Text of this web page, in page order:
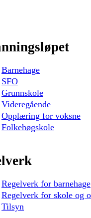
Barnehage
SFO
Grunnskole
Videregående
Opplæring for voksne
Folkehøgskole
Regelverk for barnehage
Regelverk for skole og
Tilsyn